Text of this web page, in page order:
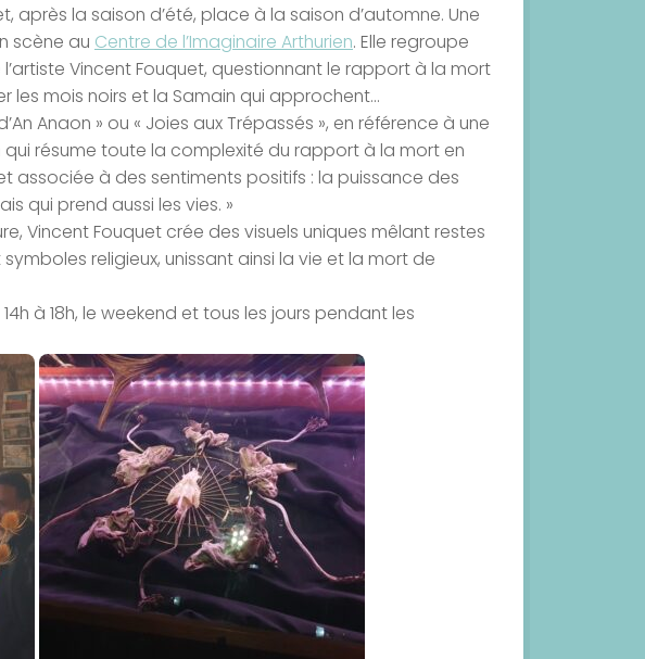
la saison d’été, place à la saison d’automne. Une
scène au Centre de l’Imaginaire Arthurien. Elle regroupe
Vincent Fouquet, questionnant le rapport à la mort
les mois noirs et la Samain qui approchent…
Anaon » ou « Joies aux Trépassés », en référence à une
qui résume toute la complexité du rapport à la mort en
associée à des sentiments positifs : la puissance des
qui prend aussi les vies. »
Vincent Fouquet crée des visuels uniques mêlant restes
religieux, unissant ainsi la vie et la mort de
à 18h, le weekend et tous les jours pendant les